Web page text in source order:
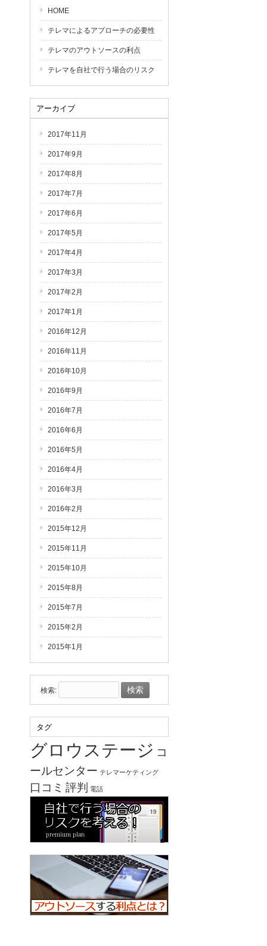
HOME
テレマによるアプローチの必要性
テレマのアウトソースの利点
テレマを自社で行う場合のリスク
アーカイブ
2017年11月
2017年9月
2017年8月
2017年7月
2017年6月
2017年5月
2017年4月
2017年3月
2017年2月
2017年1月
2016年12月
2016年11月
2016年10月
2016年9月
2016年7月
2016年6月
2016年5月
2016年4月
2016年3月
2016年2月
2015年12月
2015年11月
2015年10月
2015年8月
2015年7月
2015年2月
2015年1月
検索:
タグ
グロウステージ コ
ールセンター テレマーケティング
口コミ 評判 電話